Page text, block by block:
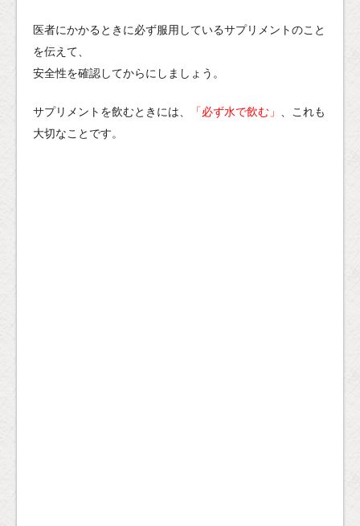
医者にかかるときに必ず服用しているサプリメントのこと
を伝えて、
安全性を確認してからにしましょう。
サプリメントを飲むときには、 「必ず水で飲む」
、これも
大切なことです。